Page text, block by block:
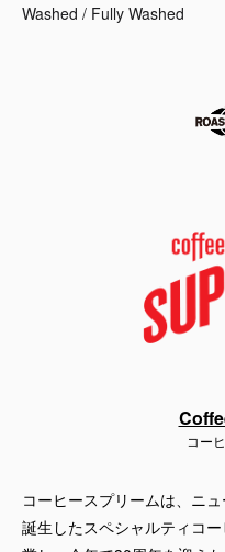
Washed / Fully Washed
コー
コーヒースプリームは、ニ
誕生したスペシャルティコ